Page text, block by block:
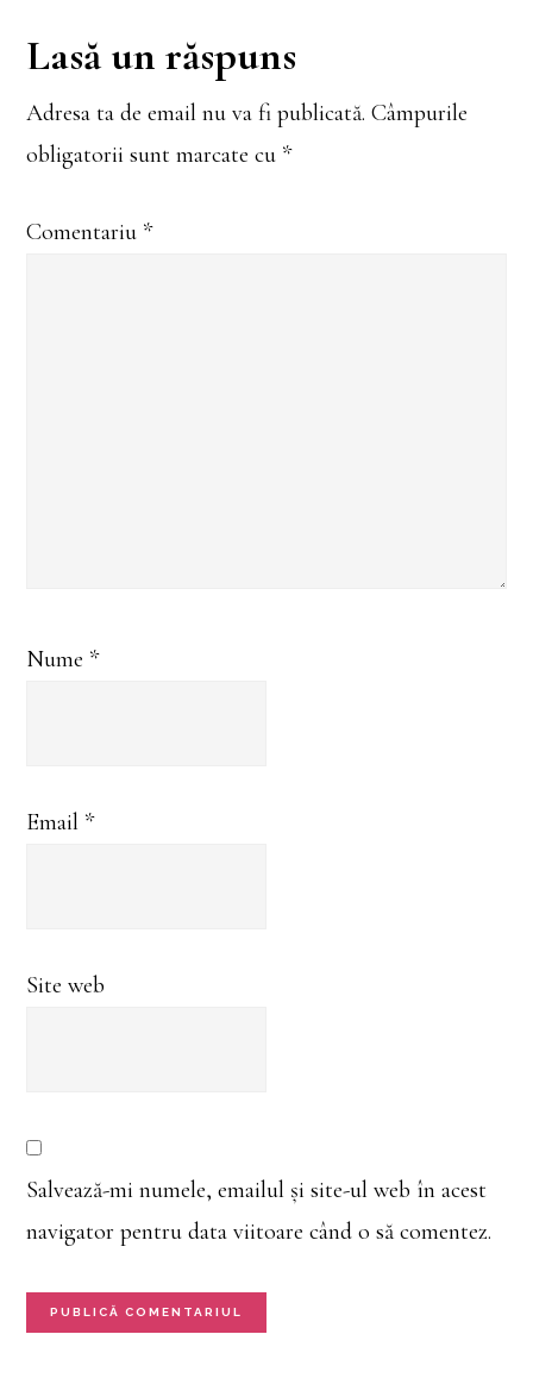
Reader
Interactions
Lasă un răspuns
Adresa ta de email nu va fi publicată. Câmpurile
obligatorii sunt marcate cu *
Comentariu *
Nume *
Email *
Site web
Salvează-mi numele, emailul și site-ul web în acest
navigator pentru data viitoare când o să comentez.